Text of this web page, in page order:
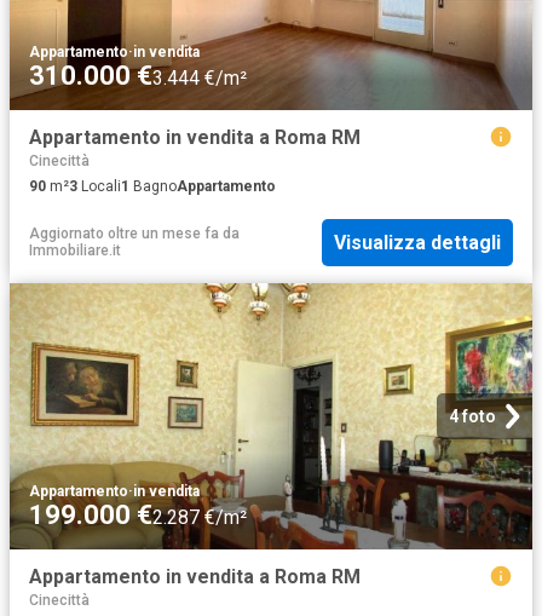
Appartamento·in vendita
310.000 €3.444 €/m²
Appartamento in vendita a Roma RM
Cinecittà
90 m²3 Locali1 BagnoAppartamento
Aggiornato oltre un mese fa da
Immobiliare.it
Visualizza dettagli
4 foto
Appartamento·in vendita
199.000 €2.287 €/m²
Appartamento in vendita a Roma RM
Cinecittà